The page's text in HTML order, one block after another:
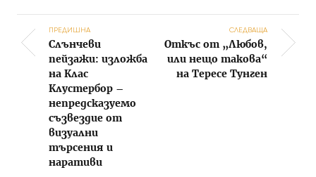
Post navigation
ПРЕДИШНА
Слънчеви
пейзажи: изложба
на Клас
Клустербор –
непредсказуемо
съзвездие от
визуални
търсения и
наративи
СЛЕДВАЩА
Откъс от „Любов,
или нещо такова“
на Тересе Тунген